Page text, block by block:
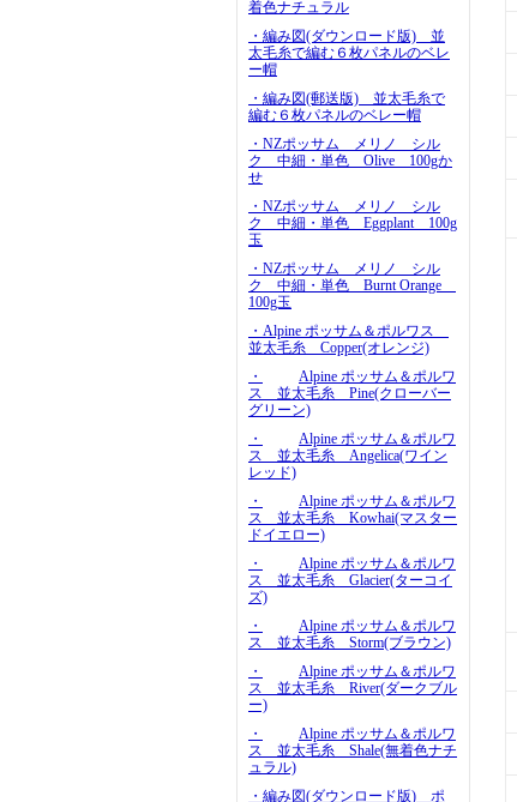
着色ナチュラル
・編み図(ダウンロード版) 並
太毛糸で編む６枚パネルのベレ
ー帽
・編み図(郵送版) 並太毛糸で
編む６枚パネルのベレー帽
・NZポッサム メリノ シル
ク 中細・単色 Olive 100gか
せ
・NZポッサム メリノ シル
ク 中細・単色 Eggplant 100g
玉
・NZポッサム メリノ シル
ク 中細・単色 Burnt Orange
100g玉
・Alpine ポッサム＆ポルワス
並太毛糸 Copper(オレンジ)
・
Alpine ポッサム＆ポルワ
ス 並太毛糸 Pine(クローバー
グリーン)
・
Alpine ポッサム＆ポルワ
ス 並太毛糸 Angelica(ワイン
レッド)
・
Alpine ポッサム＆ポルワ
ス 並太毛糸 Kowhai(マスター
ドイエロー)
・
Alpine ポッサム＆ポルワ
ス 並太毛糸 Glacier(ターコイ
ズ)
・
Alpine ポッサム＆ポルワ
ス 並太毛糸 Storm(ブラウン)
・
Alpine ポッサム＆ポルワ
ス 並太毛糸 River(ダークブル
ー)
・
Alpine ポッサム＆ポルワ
ス 並太毛糸 Shale(無着色ナチ
ュラル)
・編み図(ダウンロード版) ポ